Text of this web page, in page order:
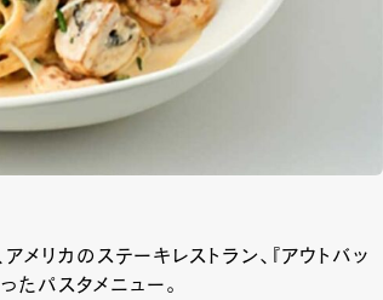
メリカのステーキレストラン、『アウトバッ
たパスタメニュー。